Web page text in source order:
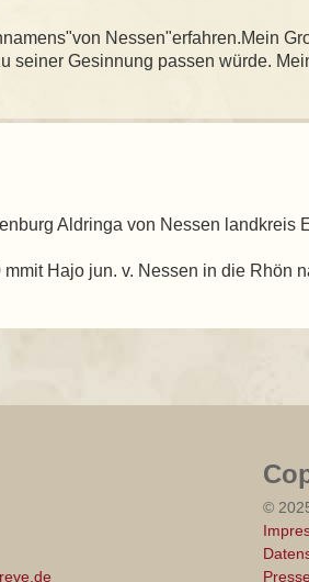
Nessen"erfahren.Mein
seiner Gesinnung passen würde.
Aldringa von Nessen landkreis
Hajo jun. v. Nessen in die Rhön
©
Presse